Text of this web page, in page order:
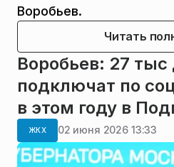
Воробьев.
Читать
Воробьев: 27
подключат по
в этом году в
ЖКХ 02 июня 2026 13:33